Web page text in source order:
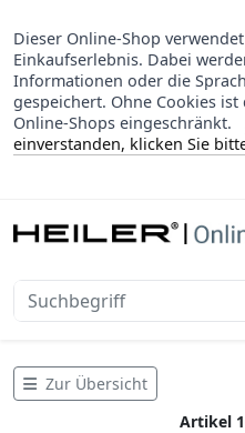
Dieser Online-Shop
Einkaufserlebnis. Dabei
Informationen oder die
gespeichert. Ohne Cookies
Online-Shops eingeschränkt.
einverstanden, klicken Sie
Zur Übersicht
Artikel